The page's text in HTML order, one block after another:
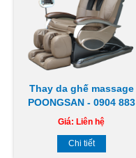
Thay da ghế massage
POONGSAN - 0904 883
851
Giá: Liên hệ
Chi tiết